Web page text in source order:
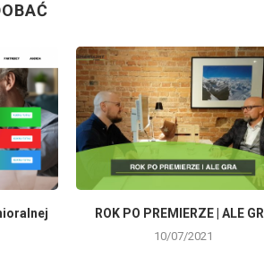
ROK PO PREMIERZE | ALE
10/07/2021